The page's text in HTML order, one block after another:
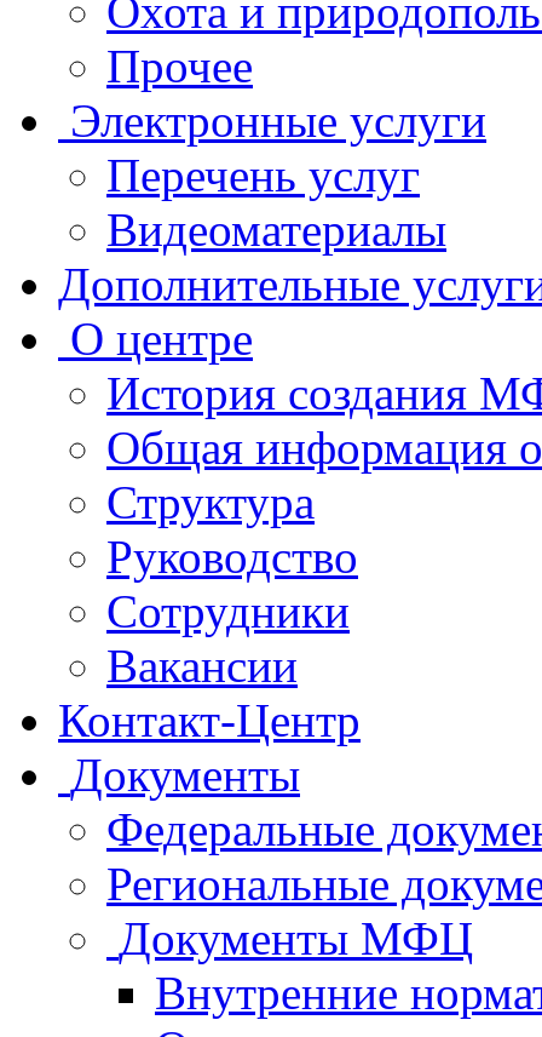
Охота и
Прочее
Электронные услуги
Перечень услуг
Видеоматериалы
Дополнительные
О центре
История создания
Общая
Структура
Руководство
Сотрудники
Вакансии
Контакт-Центр
Документы
Федеральные
Региональные
Документы МФЦ
Внутренние